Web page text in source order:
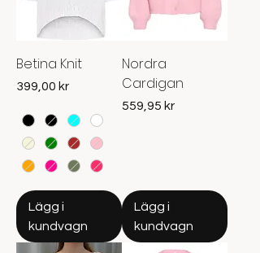
Betina Knit
Pris
399,00 kr
Lägg i
kundvagn
Nordra
Cardigan
Pris
559,95 kr
Lägg i
kundvagn